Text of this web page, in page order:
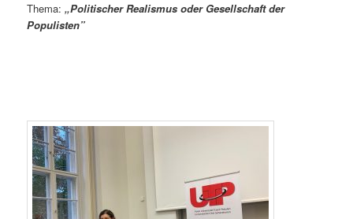
Thema:„Politischer Realismus oder Gesellschaft der
Populisten”